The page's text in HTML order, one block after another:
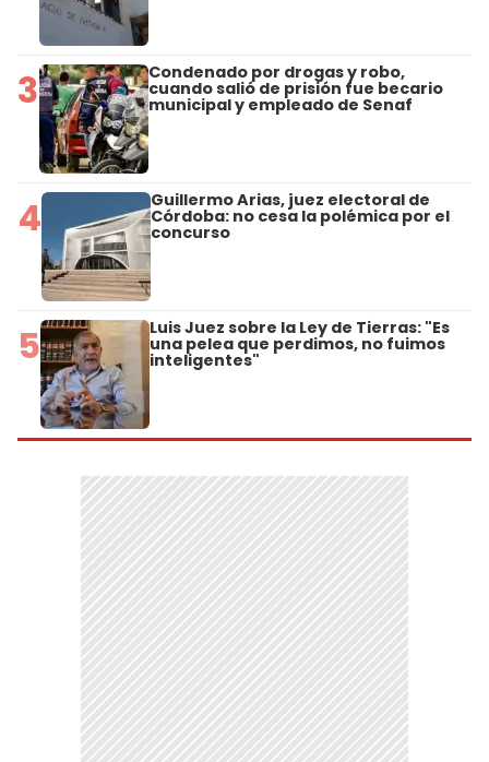
3 Condenado por drogas y robo,
cuando salió de prisión fue becario
municipal y empleado de Senaf
4 Guillermo Arias, juez electoral de
Córdoba: no cesa la polémica por el
concurso
5 Luis Juez sobre la Ley de Tierras: "Es
una pelea que perdimos, no fuimos
inteligentes"